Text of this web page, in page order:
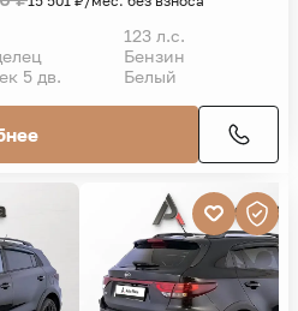
123 л.с.
Бензин
5 дв. Белый